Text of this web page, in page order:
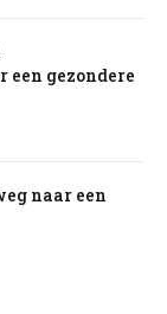
gezondere
naar een